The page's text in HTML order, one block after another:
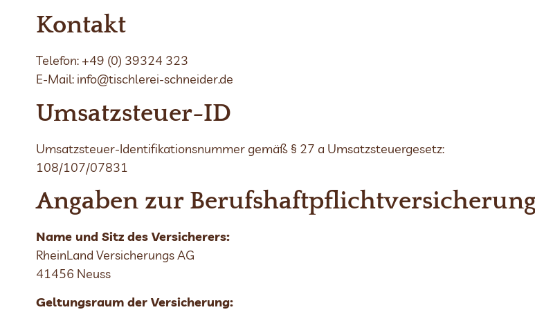
Kontakt
Telefon: +49 (0) 39324 323
E-Mail: info@tischlerei-schneider.de
Umsatzsteuer-ID
Umsatzsteuer-Identifikationsnummer gemäß § 27 a Umsatzsteuergesetz:
108/107/07831
Angaben zur Berufs­haftpflicht­versicherung
Name und Sitz des Versicherers:
RheinLand Versicherungs AG
41456 Neuss
Geltungsraum der Versicherung: